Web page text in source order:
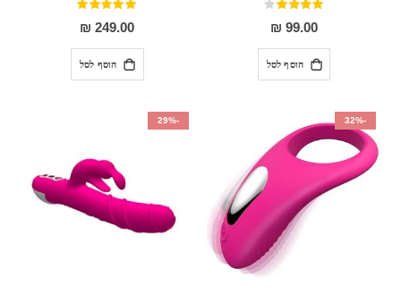
דירוג:
80%
99.00 ₪
הוסף לסל
דירוג:
100%
249.00 ₪
הוסף לסל
-32%
-29%